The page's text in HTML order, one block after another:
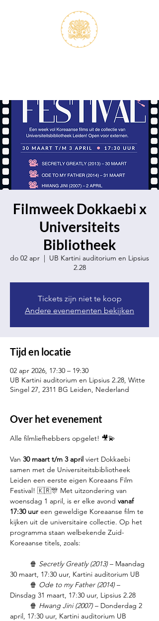
Filmweek Dokkaebi x
Universiteits
Bibliotheek
do 02 apr
  |
UB Kartini auditorium en Lipsius
2.28
Tickets zijn niet te koop
Andere evenementen bekijken
Tijd en locatie
02 apr 2026, 17:30 – 19:30
UB Kartini auditorium en Lipsius 2.28, Witte
Singel 27, 2311 BG Leiden, Nederland
Over het evenement
Alle filmliefhebbers opgelet! 🎥💫
Van 30 maart t/m 3 april viert Dokkaebi
samen met de Universiteitsbibliotheek
Leiden een eerste eigen Koreaans Film
Festival! 🇰🇷🎊 Met uitzondering van
woensdag 1 april, is er elke avond vanaf
17:30 uur een geweldige Koreaanse film te
kijken uit de universitaire collectie. Op het
programma staan welbekende Zuid-
Koreaanse titels, zoals:
	🍿
Secretly Greatly (2013) – Maandag
30 maart, 17:30 uur, Kartini auditorium UB
	🍿
Ode to my Father (2014) –
Dinsdag 31 maart, 17:30 uur, Lipsius 2.28
	🍿
Hwang Jini (2007) – Donderdag 2
april, 17:30 uur, Kartini auditorium UB